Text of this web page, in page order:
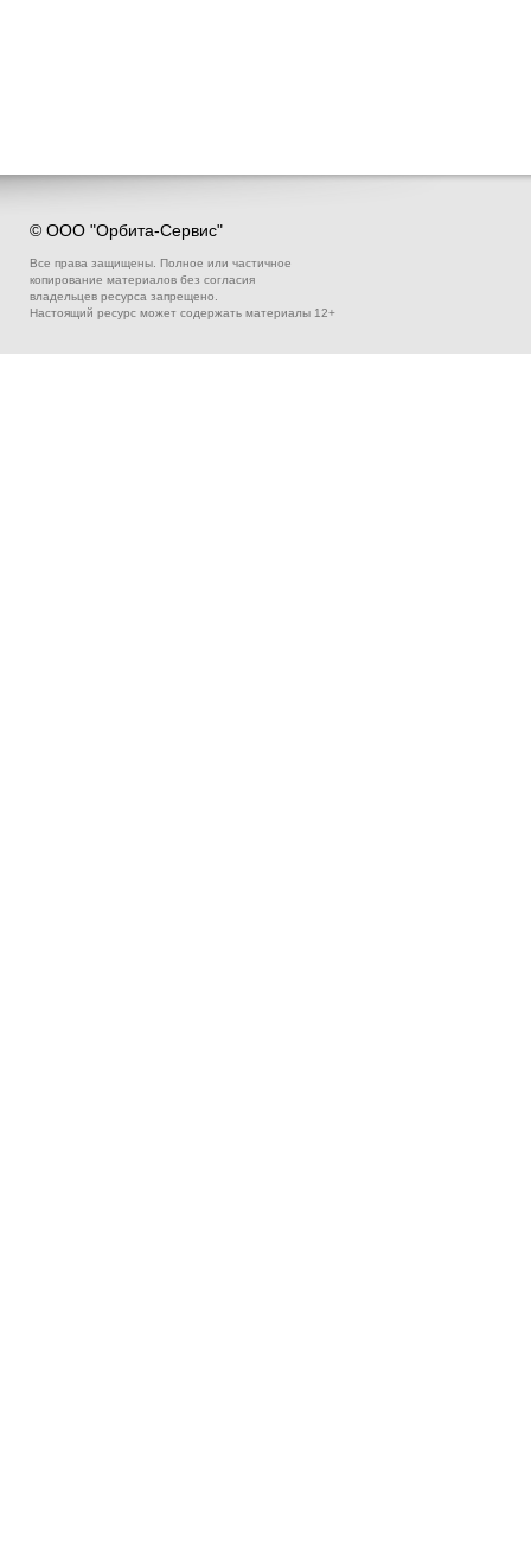
© ООО "Орбита-Сервис"
Все права защищены. Полное или частичное
копирование материалов без согласия
владельцев ресурса запрещено.
Настоящий ресурс может содержать материалы 12+